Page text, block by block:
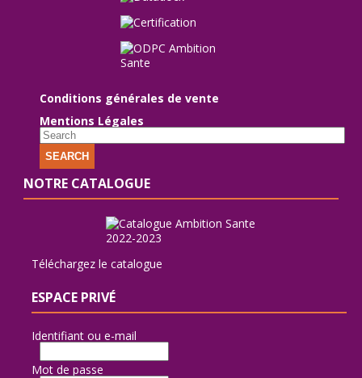
Conditions générales de vente
Mentions Légales
SEARCH
NOTRE CATALOGUE
Téléchargez le catalogue
ESPACE PRIVÉ
Identifiant ou e-mail
Mot de passe